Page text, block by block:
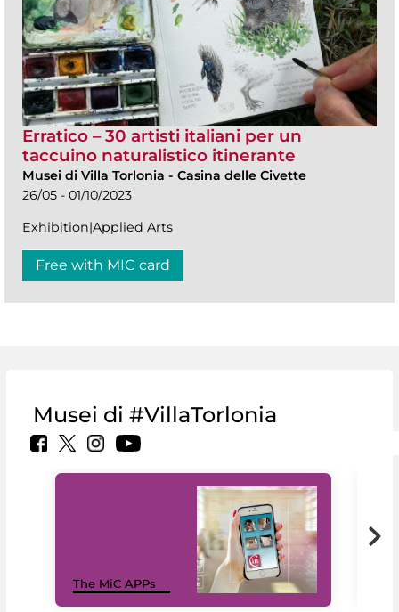
Erratico – 30 artisti italiani per un
taccuino naturalistico itinerante
Musei di Villa Torlonia - Casina delle Civette
26/05 - 01/10/2023
Exhibition|Applied Arts
Free with MIC card
Musei di #VillaTorlonia
The MiC APPs